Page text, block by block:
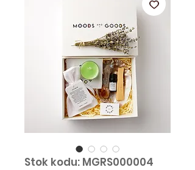
Stok kodu: MGRS000004